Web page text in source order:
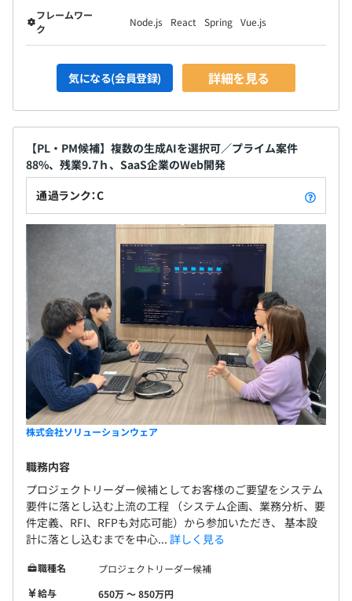
エンジニア組織としては、クラウドソリューション部とし
て統一されています。
平均3名程度で開発をおこなっております。
1プロジェクトの単位期間はおよそ6カ月くらいです。
フレームワー
ク
Node.js React Spring Vue.js
気になる(会員登録) 詳細を見る
【PL・PM候補】複数の生成AIを選択可／プライム案件
88%、残業9.7ｈ、SaaS企業のWeb開発
通過ランク：C
株式会社ソリューションウェア
職務内容
プロジェクトリーダー候補としてお客様のご要望をシステム
要件に落とし込む上流の工程 （システム企画、業務分析、要
件定義、RFI、RFPも対応可能）から参加いただき、 基本設
計に落とし込むまでを中心... 詳しく見る
職種名
プロジェクトリーダー候補
給与
650万 〜 850万円